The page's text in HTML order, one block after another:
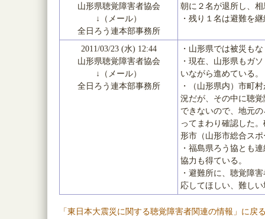
山形県聴覚障害者協会
↓（メール）
全日ろう連本部事務所
朝に２名が退所し、
・残り１名は避難を
2011/03/23 (水) 12:44
山形県聴覚障害者協会
↓（メール）
全日ろう連本部事務所
・山形県では被災も
・現在、山形県もガ
いながら進めている。
・（山形県内）市町
況だが、その中に聴
できないので、地元
ってまわり確認した
形市（山形市総合ス
・福島県ろう協とも
協力も得ている。
・避難所に、聴覚障
応してほしい、難し
「東日本大震災に関する聴覚障害者関連の情報」に戻